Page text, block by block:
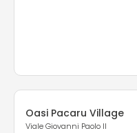
Oasi Pacaru Village
Viale Giovanni Paolo II